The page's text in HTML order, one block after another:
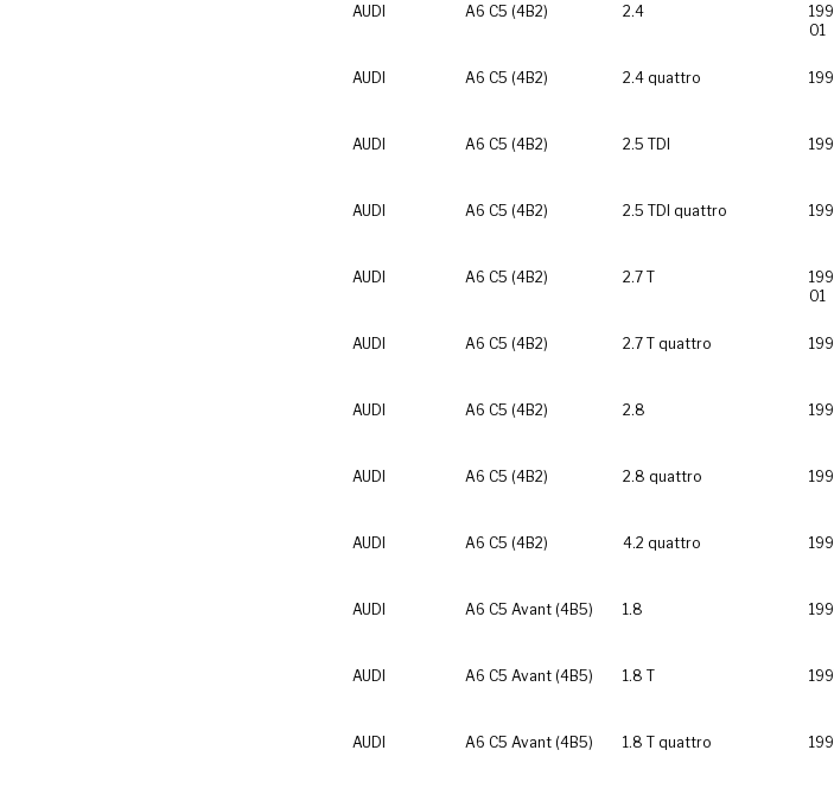
AUDI
A6 C5 (4B2) 2.4
01
AUDI
A6 C5 (4B2) 2.4 quattro
AUDI
A6 C5 (4B2) 2.5 TDI
AUDI
A6 C5 (4B2) 2.5 TDI quattro
AUDI
A6 C5 (4B2) 2.7 T
01
AUDI
A6 C5 (4B2) 2.7 T quattro
AUDI
A6 C5 (4B2) 2.8
AUDI
A6 C5 (4B2) 2.8 quattro
AUDI
A6 C5 (4B2) 4.2 quattro
AUDI
A6 C5 Avant (4B5) 1.8
AUDI
A6 C5 Avant (4B5) 1.8 T
AUDI
A6 C5 Avant (4B5) 1.8 T quattro